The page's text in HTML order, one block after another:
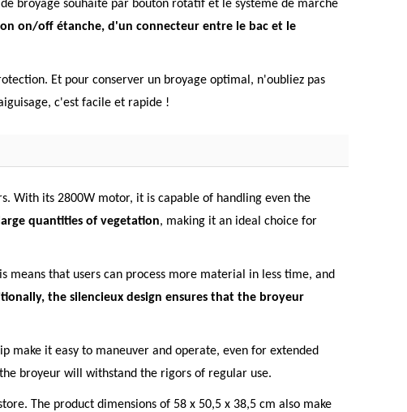
broyage souhaité par bouton rotatif et le système de marche
on/off étanche, d'un connecteur entre le bac et le
Et pour conserver un broyage optimal, n'oubliez pas
c'est facile et rapide !
With its 2800W motor, it is capable of handling even the
quantities of vegetation, making it an ideal choice for
means that users can process more material in less time, and
the silencieux design ensures that the broyeur
make it easy to maneuver and operate, even for extended
broyeur will withstand the rigors of regular use.
The product dimensions of 58 x 50,5 x 38,5 cm also make